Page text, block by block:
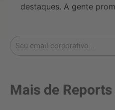
destaques. A gente
Mais de Reports